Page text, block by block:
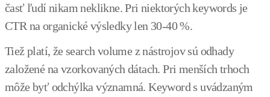
časť ľudí nikam neklikne. Pri niektorých keywords je
CTR na organické výsledky len 30-40 %.
Tiež platí, že search volume z nástrojov sú odhady
založené na vzorkovaných dátach. Pri menších trhoch
môže byť odchýlka významná. Keyword s uvádzaným